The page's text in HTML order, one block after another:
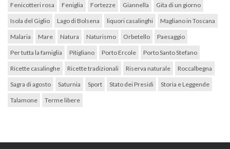
Fenicotteri rosa Feniglia Fortezze Giannella Gita di un giorno
Isola del Giglio Lago di Bolsena liquori casalinghi Magliano in Toscana
Malaria Mare Natura Naturismo Orbetello Paesaggio
Per tutta la famiglia Pitigliano Porto Ercole Porto Santo Stefano
Ricette casalinghe Ricette tradizionali Riserva naturale Roccalbegna
Sagra di agosto Saturnia Sport Stato dei Presidi Storia e Leggende
Talamone Terme libere